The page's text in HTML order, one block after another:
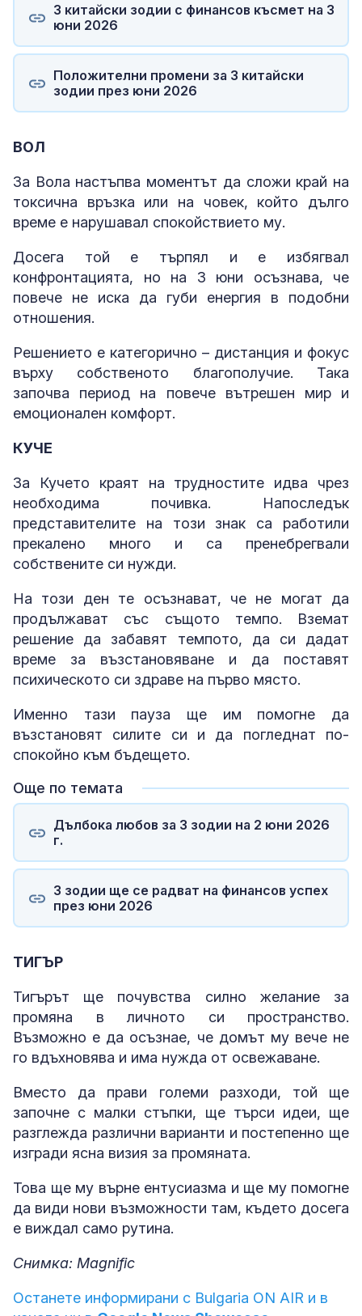
3 китайски зодии с финансов късмет на 3
юни 2026
Положителни промени за 3 китайски
зодии през юни 2026
ВОЛ
За Вола настъпва моментът да сложи край на
токсична връзка или на човек, който дълго
време е нарушавал спокойствието му.
Досега той е търпял и е избягвал
конфронтацията, но на 3 юни осъзнава, че
повече не иска да губи енергия в подобни
отношения.
Решението е категорично – дистанция и фокус
върху собственото благополучие. Така
започва период на повече вътрешен мир и
емоционален комфорт.
КУЧЕ
За Кучето краят на трудностите идва чрез
необходима почивка. Напоследък
представителите на този знак са работили
прекалено много и са пренебрегвали
собствените си нужди.
На този ден те осъзнават, че не могат да
продължават със същото темпо. Вземат
решение да забавят темпото, да си дадат
време за възстановяване и да поставят
психическото си здраве на първо място.
Именно тази пауза ще им помогне да
възстановят силите си и да погледнат по-
спокойно към бъдещето.
Още по темата
Дълбока любов за 3 зодии на 2 юни 2026
г.
3 зодии ще се радват на финансов успех
през юни 2026
ТИГЪР
Тигърът ще почувства силно желание за
промяна в личното си пространство.
Възможно е да осъзнае, че домът му вече не
го вдъхновява и има нужда от освежаване.
Вместо да прави големи разходи, той ще
започне с малки стъпки, ще търси идеи, ще
разглежда различни варианти и постепенно ще
изгради ясна визия за промяната.
Това ще му върне ентусиазма и ще му помогне
да види нови възможности там, където досега
е виждал само рутина.
Снимка: Magnific
Останете информирани с Bulgaria ON AIR и в